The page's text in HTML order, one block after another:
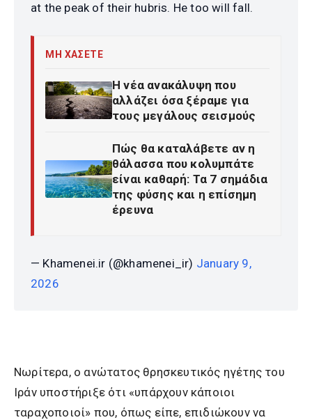
at the peak of their hubris. He too will fall.
ΜΗ ΧΑΣΕΤΕ
Η νέα ανακάλυψη που
αλλάζει όσα ξέραμε για
τους μεγάλους σεισμούς
Πώς θα καταλάβετε αν η
θάλασσα που κολυμπάτε
είναι καθαρή: Τα 7 σημάδια
της φύσης και η επίσημη
έρευνα
— Khamenei.ir (@khamenei_ir) January 9,
2026
Νωρίτερα, ο ανώτατος θρησκευτικός ηγέτης του
Ιράν υποστήριξε ότι «υπάρχουν κάποιοι
ταραχοποιοί» που, όπως είπε, επιδιώκουν να